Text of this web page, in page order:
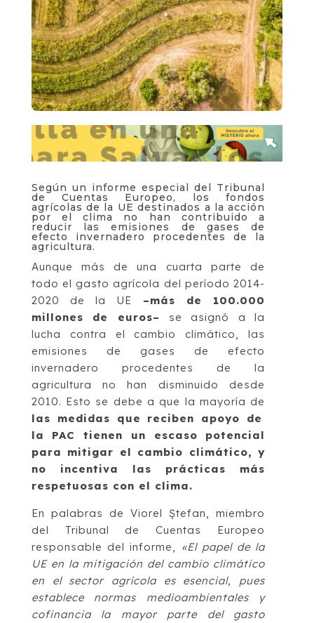
Según un informe especial del Tribunal
de Cuentas Europeo, los fondos
agrícolas de la UE destinados a la acción
por el clima no han contribuido a
reducir las emisiones de gases de
efecto invernadero procedentes de la
agricultura.
Aunque más de una cuarta parte de
todo el gasto agrícola del período 2014-
2020 de la UE –más de 100.000
millones de euros–
se asignó a la
lucha contra el cambio climático, las
emisiones de gases de efecto
invernadero procedentes de la
agricultura no han disminuido desde
2010. Esto se debe a que la mayoría de
las medidas que reciben apoyo de
la PAC tienen un escaso potencial
para mitigar el cambio climático, y
no incentiva las prácticas más
respetuosas con el clima.
En palabras de Viorel Ștefan, miembro
del Tribunal de Cuentas Europeo
responsable del informe, «El papel de la
UE en la mitigación del cambio climático
en el sector agrícola es esencial, pues
establece normas medioambientales y
cofinancia la mayor parte del gasto